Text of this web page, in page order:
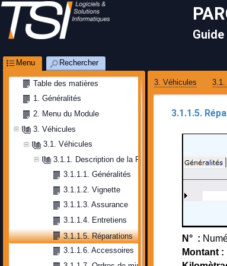
Menu Rechercher
Table des matières
1. Généralités
2. Menu du Module
3. Véhicules
3.1. Véhicules
3.1.1. Description de la Fiche
3.1.1.1. Généralités
3.1.1.2. Vignette
3.1.1.3. Assurance
3.1.1.4. Entretiens
3.1.1.5. Réparations
3.1.1.6. Accessoires
3. Véhicules 3.1.
3.1.1.5.
N° :
Montant :